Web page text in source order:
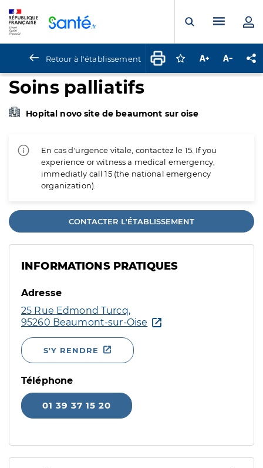
Ouvrir laMenu
Retour à l'établissement Connectez-vous
Augmenter la
Soins palliatifs
Hopital novo site de beaumont sur oise
En cas d'urgence vitale, contactez le 15. If you
experience or witness a medical emergency,
immediatly call 15 (the national emergency
organization).
CONTACTER L'ÉTABLISSEMENT
INFORMATIONS PRATIQUES
Adresse
25 Rue Edmond Turcq,
95260 Beaumont-sur-Oise
S'Y RENDRE
Téléphone
01 39 37 15 20